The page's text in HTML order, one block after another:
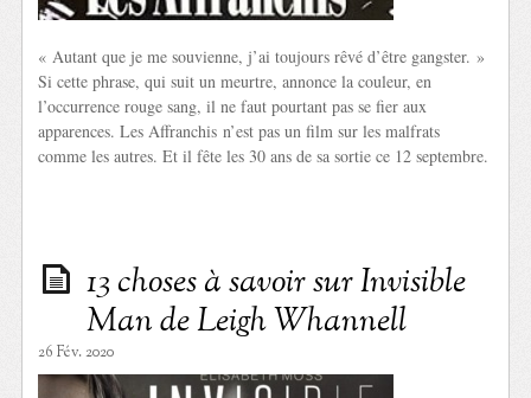
« Autant que je me souvienne, j’ai toujours rêvé d’être gangster. »
Si cette phrase, qui suit un meurtre, annonce la couleur, en
l’occurrence rouge sang, il ne faut pourtant pas se fier aux
apparences. Les Affranchis n’est pas un film sur les malfrats
comme les autres. Et il fête les 30 ans de sa sortie ce 12 septembre.
13 choses à savoir sur Invisible
Man de Leigh Whannell
26 Fév. 2020